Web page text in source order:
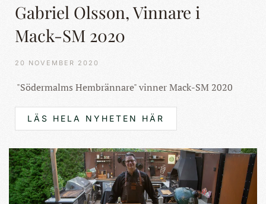
Gabriel Olsson, Vinnare i
Mack-SM 2020
20 NOVEMBER 2020
"Södermalms Hembrännare" vinner Mack-SM 2020
LÄS HELA NYHETEN HÄR